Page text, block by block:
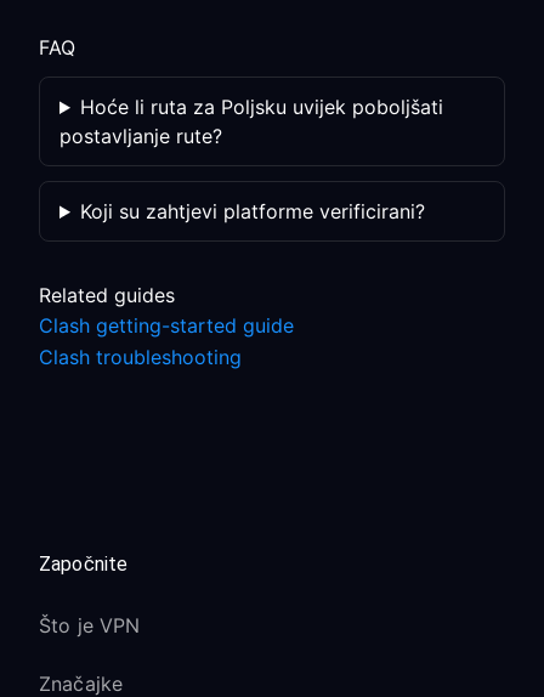
FAQ
Hoće li ruta za Poljsku uvijek poboljšati
postavljanje rute?
Koji su zahtjevi platforme verificirani?
Related guides
Clash getting-started guide
Clash troubleshooting
Započnite
Što je VPN
Značajke